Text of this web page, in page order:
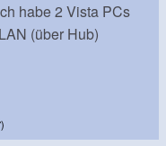
habe 2 Vista PCs
(über Hub)